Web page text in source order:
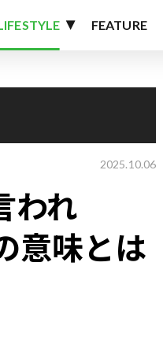
FEATURE
2025.10.06
われ
意味とは